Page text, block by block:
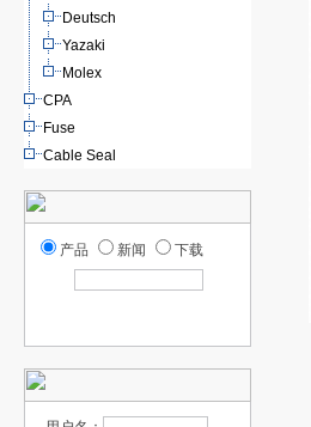
Deutsch
Yazaki
Molex
CPA
Fuse
Cable Seal
产品 新闻 下载